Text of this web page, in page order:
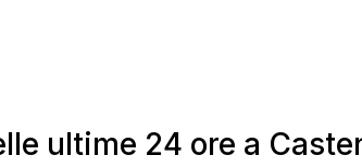
ultime 24 ore a